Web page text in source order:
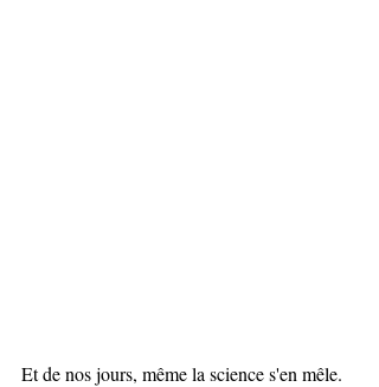
Et de nos jours, même la science s'en mêle.